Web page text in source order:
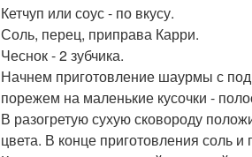
Кетчуп или соус - по вкусу.
Соль, перец, приправа Карри.
Чеснок - 2 зубчика.
Начнем приготовление шаурмы с
порежем на маленькие кусочки -
В разогретую сухую сковороду
цвета. В конце приготовления соль